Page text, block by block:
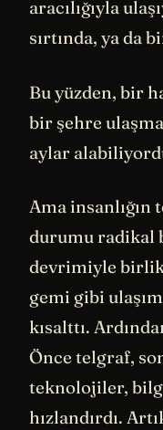
aracılığıyla
sırtında, ya da
Bu yüzden, bir
bir şehre
aylar
Ama
durumu radikal
devrimiyle
gemi gibi
kısalttı.
Önce telgraf,
teknolojiler,
hızlandırdı.